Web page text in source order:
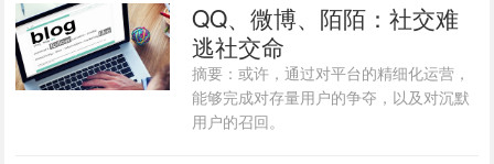
QQ、微博、陌陌：社交难
逃社交命
摘要：或许，通过对平台的精细化运营，
能够完成对存量用户的争夺，以及对沉默
用户的召回。